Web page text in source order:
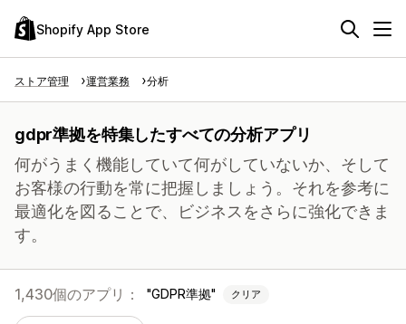
Shopify App Store
ストア管理 運営業務 分析
gdpr準拠を特集したすべての分析アプリ
何がうまく機能していて何がしていないか、そして
お客様の行動を常に把握しましょう。それを参考に
最適化を図ることで、ビジネスをさらに強化できま
す。
1,430個のアプリ： GDPR準拠 クリア